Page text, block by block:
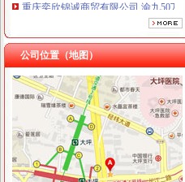
重庆信同广告有限公司 渝沙50万 （工
重庆三虹房地产营销策划有限公司
重庆宝鹰汽车销售有限公司
公司位置（地图）
重庆税务注销
【税收管理】重庆市地方税务局关于
重庆会计五大税务术语-vc资本的文章